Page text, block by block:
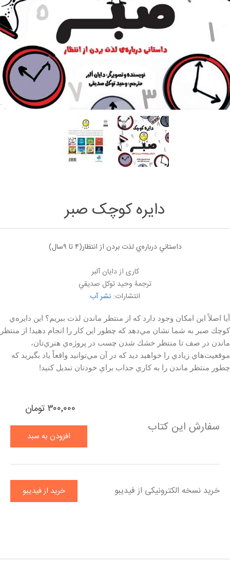
دایره کوچک صبر
داستاني درباره‌ي لذت بردن از انتظار(۴ تا ۹سال)
کاری از دايان آلبر
ترجمۀ وحيد توكل صديقي
انتشارات: نشر آب
آيا اصلاً اين امكان وجود دارد كه از منتظر ماندن لذت ببريم؟ اين دايره‌ي
كوچك صبر به شما نشان مي‌دهد كه چطور اين كار را انجام دهيد! از منتظر
ماندن در صف تا منتظر خشك شدن چسب در پروژه‌ي هنري‌تان،
موقعيت‌هاي زيادي را خواهيد ديد كه در آن مي‌توانيد واقعاً ياد بگيريد كه
چطور منتظر ماندن را به كاري جذاب براي خودتان تبديل كنيد!
سفارش این کتاب
۳۰۰٬۰۰۰ تومان
افزودن به سبد
خرید نسخه الکترونیکی از فیدیبو خرید از فیدیبو